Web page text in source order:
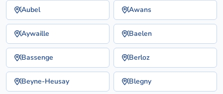
Aubel Awans
Aywaille Baelen
Bassenge Berloz
Beyne-Heusay Blegny